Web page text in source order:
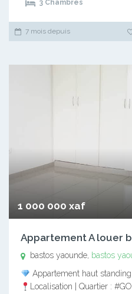
3 Chambres
7 mois depuis
1 000 000 xaf
Appartement A louer
bastos yaounde, bastos
Appartement haut
Localisation | Quartier :